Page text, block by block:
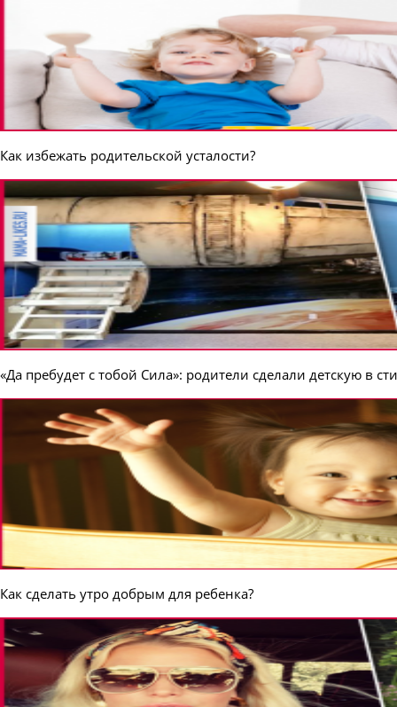
Как избежать родительской усталости?
«Да пребудет с тобой Сила»: родители сделали детскую в
Как сделать утро добрым для ребенка?